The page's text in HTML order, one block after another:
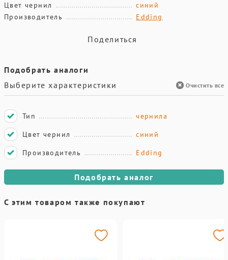
Цвет чернил
синий
Производитель
Edding
Поделиться
Подобрать аналоги
Выберите характеристики
Очистить все
Тип
чернила
Цвет чернил
синий
Производитель
Edding
Подобрать аналог
С этим товаром также покупают